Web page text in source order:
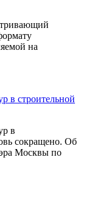
на
в строительной
в
сокращено. Об
Москвы по